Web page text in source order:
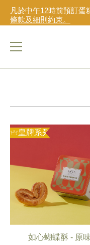
凡於中午12時前預訂蛋
條款及細則約束。
立即登入或註冊成為
折扣！
購物滿HK$2,000或以
則約束。
皇牌系列
如心蝴蝶酥 - 原味